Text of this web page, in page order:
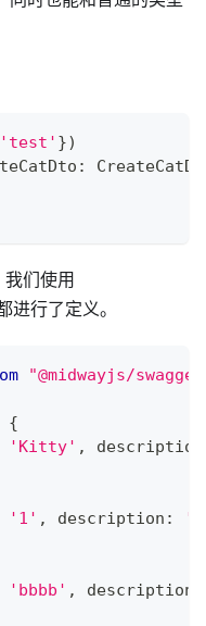
'test' })
:
我们使用
进行了定义。
"@midwayjs/
{
'Kitty' , description
'1' , description :
'bbbb' , description